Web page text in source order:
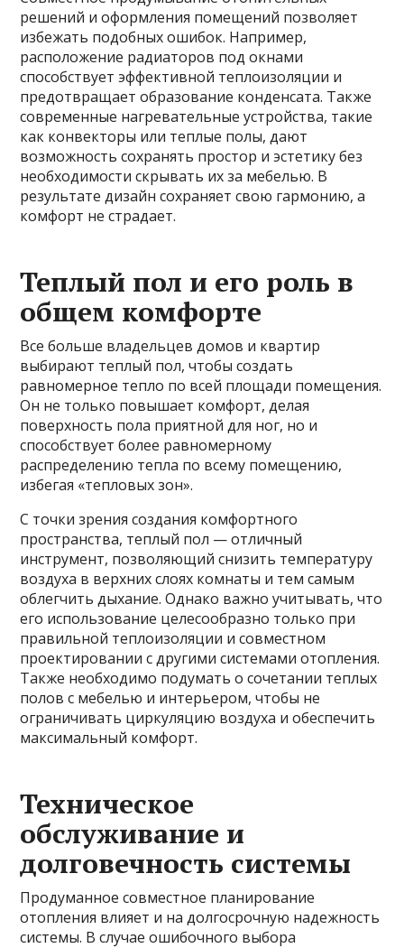
решений и оформления помещений позволяет
избежать подобных ошибок. Например,
расположение радиаторов под окнами
способствует эффективной теплоизоляции и
предотвращает образование конденсата. Также
современные нагревательные устройства, такие
как конвекторы или теплые полы, дают
возможность сохранять простор и эстетику без
необходимости скрывать их за мебелью. В
результате дизайн сохраняет свою гармонию, а
комфорт не страдает.
Теплый пол и его роль в
общем комфорте
Все больше владельцев домов и квартир
выбирают теплый пол, чтобы создать
равномерное тепло по всей площади помещения.
Он не только повышает комфорт, делая
поверхность пола приятной для ног, но и
способствует более равномерному
распределению тепла по всему помещению,
избегая «тепловых зон».
С точки зрения создания комфортного
пространства, теплый пол — отличный
инструмент, позволяющий снизить температуру
воздуха в верхних слоях комнаты и тем самым
облегчить дыхание. Однако важно учитывать, что
его использование целесообразно только при
правильной теплоизоляции и совместном
проектировании с другими системами отопления.
Также необходимо подумать о сочетании теплых
полов с мебелью и интерьером, чтобы не
ограничивать циркуляцию воздуха и обеспечить
максимальный комфорт.
Техническое
обслуживание и
долговечность системы
Продуманное совместное планирование
отопления влияет и на долгосрочную надежность
системы. В случае ошибочного выбора